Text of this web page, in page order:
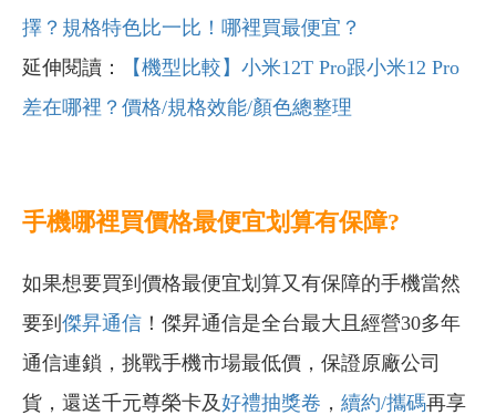
擇？規格特色比一比！哪裡買最便宜？
延伸閱讀：
【機型比較】小米12T Pro跟小米12 Pro
差在哪裡？價格/規格效能/顏色總整理
手機哪裡買價格最便宜划算有保障?
如果想要買到價格最便宜划算又有保障的手機當然
要到 傑昇通信 ！傑昇通信是全台最大且經營30多年
通信連鎖，挑戰手機市場最低價，保證原廠公司
貨，還送千元尊榮卡及好禮抽獎卷 ， 續約/攜碼再享